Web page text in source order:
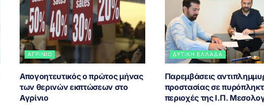
ΑΓΡΊΝΙΟ
Απογοητευτικός ο πρώτος μήνας
των θερινών εκπτώσεων στο
Αγρίνιο
ΔΥΤΙΚΉ ΕΛΛΆΔΑ
Παρεμβάσεις
προστασίας σε
περιοχές της Ι.Π.